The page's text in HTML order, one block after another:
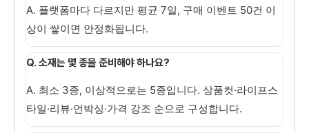
A. 플랫폼마다 다르지만 평균 7일, 구매 이벤트 50건 이
상이 쌓이면 안정화됩니다.
Q. 소재는 몇 종을 준비해야 하나요?
A. 최소 3종, 이상적으로는 5종입니다. 상품컷·라이프스
타일·리뷰·언박싱·가격 강조 순으로 구성합니다.